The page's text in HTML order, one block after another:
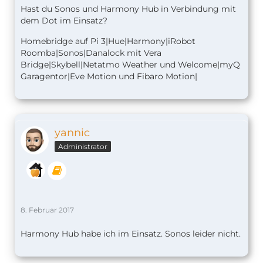
Hast du Sonos und Harmony Hub in Verbindung mit
dem Dot im Einsatz?
Homebridge auf Pi 3|Hue|Harmony|iRobot
Roomba|Sonos|Danalock mit Vera
Bridge|Skybell|Netatmo Weather und Welcome|myQ
Garagentor|Eve Motion und Fibaro Motion|
yannic
Administrator
8. Februar 2017
Harmony Hub habe ich im Einsatz. Sonos leider nicht.